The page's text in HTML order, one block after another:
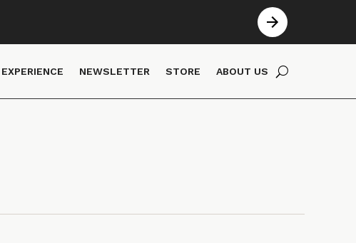
EXPERIENCE NEWSLETTER STORE ABOUT US